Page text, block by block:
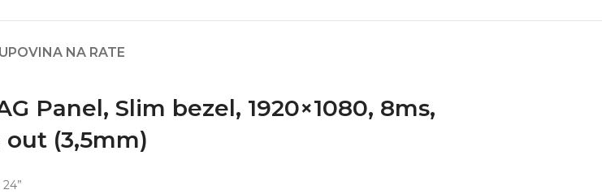
NA RATE
Panel, Slim bezel, 1920×1080, 8ms,
out (3,5mm)
24”